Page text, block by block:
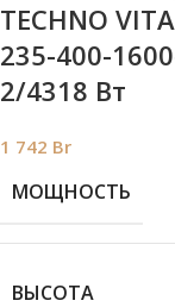
TECHNO
235-400-
2/4318 Вт
1 742 Br
МОЩНОСТЬ
ВЫСОТА